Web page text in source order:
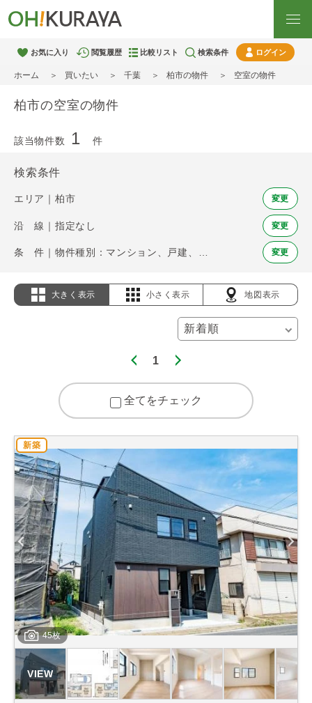
お気に入り 閲覧履歴 比較リスト 検索条件 ログイン
ホーム 買いたい 千葉 柏市の物件 空室の物件
柏市の空室の物件
該当物件数 1 件
検索条件
エリア｜柏市 変更
沿 線｜指定なし 変更
変更
大きく表示 小さく表示 地図表示
1
全てをチェック
45枚
新築